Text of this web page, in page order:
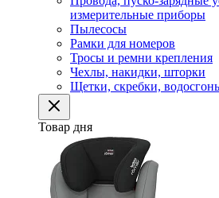
измерительные приборы
Пылесосы
Рамки для номеров
Тросы и ремни крепления
Чехлы, накидки, шторки
Щетки, скребки,
Товар дня